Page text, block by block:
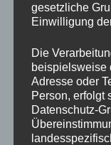
offeriert.
vergeht die Zeit
Teilnehmenden
Rita L.
gesetzliche
Einwilligung
Die
beispielsweise
Adresse oder
Person, erfolgt
Datenschutz-